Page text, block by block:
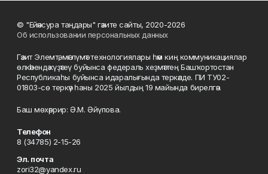
© "Ейәнсура таңдары" гәзите сайты, 2020-2026
Об использовании персональных данных
Гәзит Элемтә, мәғлүмәт технологиялары һәм киң коммуникациялар
өлкәһендә күҙәтеү буйынса федераль хеҙмәттең Башҡортостан
Республикаһы буйынса идаралығында теркәлде. ПИ ТУ02-
01803-сө теркәү һаны 2025 йылдың 19 майында бирелгән.
Баш мөхәррир: Ә.М. Әйүпова.
Телефон
8 (34785) 2-15-26
Эл. почта
zori32@yandex.ru